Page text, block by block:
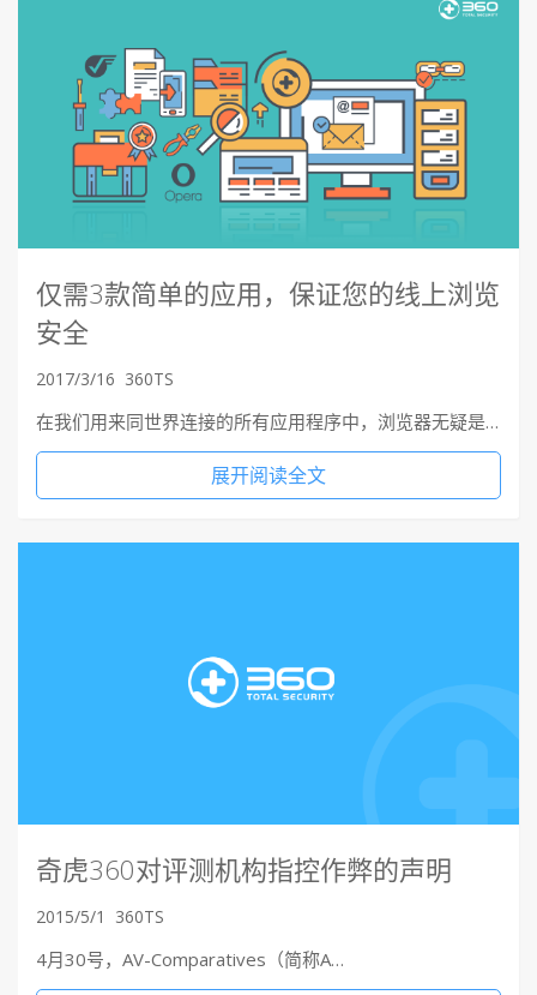
仅需3款简单的应用，保证您的线上浏览
安全
2017/3/16 360TS
在我们用来同世界连接的所有应用程序中，浏览器无疑是…
展开阅读全文
奇虎360对评测机构指控作弊的声明
2015/5/1 360TS
4月30号，AV-Comparatives（简称A…